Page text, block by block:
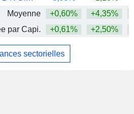
Moyenne
+0,60% +4,35%
par Capi.
+0,61% +2,50%
sectorielles